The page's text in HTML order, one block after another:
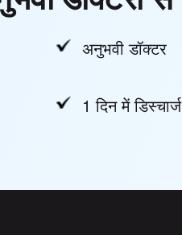
अनुभवी डॉक्टर
1 दिन में डिस्चार्ज